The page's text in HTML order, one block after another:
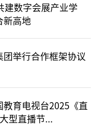
建数字会展产业学
新高地
团举行合作框架协议
教育电视台2025《直
型直播节...